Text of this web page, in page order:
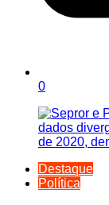
0
Destaque
Política